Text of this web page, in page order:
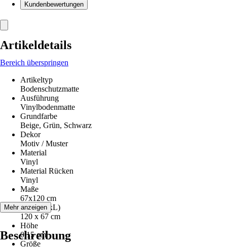
Kundenbewertungen
Artikeldetails
Bereich überspringen
Artikeltyp
Bodenschutzmatte
Ausführung
Vinylbodenmatte
Grundfarbe
Beige, Grün, Schwarz
Dekor
Motiv / Muster
Material
Vinyl
Material Rücken
Vinyl
Maße
67x120 cm
Maße (BxL)
120 x 67 cm
Höhe
0,15 cm
Größe
Mehr anzeigen
Beschreibung